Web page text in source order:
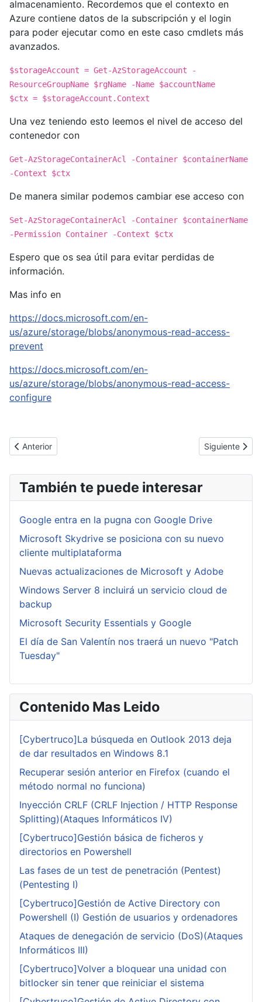
almacenamiento. Recordemos que el contexto en
Azure contiene datos de la subscripción y el login
para poder ejecutar como en este caso cmdlets más
avanzados.
$storageAccount = Get-AzStorageAccount -
ResourceGroupName $rgName -Name $accountName
$ctx = $storageAccount.Context
Una vez teniendo esto leemos el nivel de acceso del
contenedor con
Get-AzStorageContainerAcl -Container $containerName
-Context $ctx
De manera similar podemos cambiar ese acceso con
Set-AzStorageContainerAcl -Container $containerName
-Permission Container -Context $ctx
Espero que os sea útil para evitar perdidas de
información.
Mas info en
https://docs.microsoft.com/en-
us/azure/storage/blobs/anonymous-read-access-
prevent
https://docs.microsoft.com/en-
us/azure/storage/blobs/anonymous-read-access-
configure
Artículo anterior: [Cybertruco]Gestión de archivos comprimidos
Anterior Artículo
Siguiente
También te puede interesar
Google entra en la pugna con Google Drive
Microsoft Skydrive se posiciona con su nuevo
cliente multiplataforma
Nuevas actualizaciones de Microsoft y Adobe
Windows Server 8 incluirá un servicio cloud de
backup
Microsoft Security Essentials y Google
El día de San Valentín nos traerá un nuevo "Patch
Tuesday"
Contenido Mas Leido
[Cybertruco]La búsqueda en Outlook 2013 deja
de dar resultados en Windows 8.1
Recuperar sesión anterior en Firefox (cuando el
método normal no funciona)
Inyección CRLF (CRLF Injection / HTTP Response
Splitting)(Ataques Informáticos IV)
[Cybertruco]Gestión básica de ficheros y
directorios en Powershell
Las fases de un test de penetración (Pentest)
(Pentesting I)
[Cybertruco]Gestión de Active Directory con
Powershell (I) Gestión de usuarios y ordenadores
Ataques de denegación de servicio (DoS)(Ataques
Informáticos III)
[Cybertruco]Volver a bloquear una unidad con
bitlocker sin tener que reiniciar el sistema